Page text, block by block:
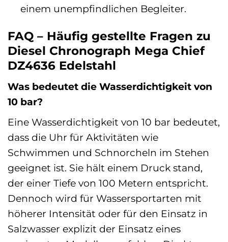
einem unempfindlichen Begleiter.
FAQ – Häufig gestellte Fragen zu
Diesel Chronograph Mega Chief
DZ4636 Edelstahl
Was bedeutet die Wasserdichtigkeit von
10 bar?
Eine Wasserdichtigkeit von 10 bar bedeutet,
dass die Uhr für Aktivitäten wie
Schwimmen und Schnorcheln im Stehen
geeignet ist. Sie hält einem Druck stand,
der einer Tiefe von 100 Metern entspricht.
Dennoch wird für Wassersportarten mit
höherer Intensität oder für den Einsatz in
Salzwasser explizit der Einsatz eines